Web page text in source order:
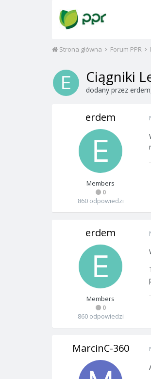
Strona główna Forum PPR
Ciągniki
dodany przez erdem
erdem
Members
0
860 odpowiedzi
erdem
Members
0
860 odpowiedzi
MarcinC-360